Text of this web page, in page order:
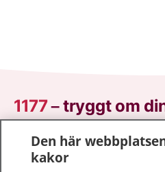
1177–tryggt om
På 1177.se får du råd om
sjukdomar och vilka
Den här
kakor